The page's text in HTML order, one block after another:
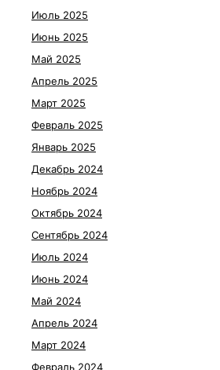
Июль 2025
Июнь 2025
Май 2025
Апрель 2025
Март 2025
Февраль 2025
Январь 2025
Декабрь 2024
Ноябрь 2024
Октябрь 2024
Сентябрь 2024
Июль 2024
Июнь 2024
Май 2024
Апрель 2024
Март 2024
Февраль 2024